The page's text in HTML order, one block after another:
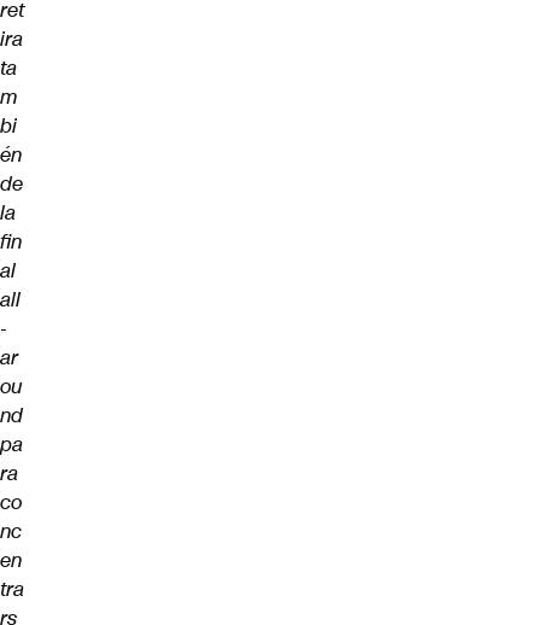
ret
ira
ta
m
bi
én
de
la
fin
al
all
-
ar
ou
nd
pa
ra
co
nc
en
tra
rs